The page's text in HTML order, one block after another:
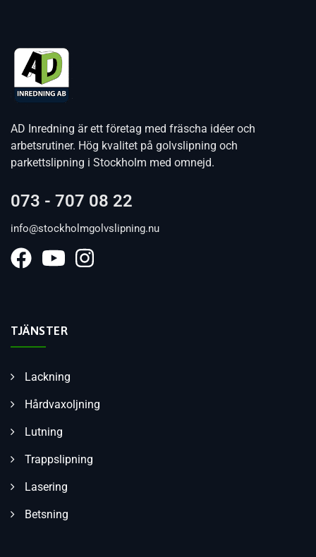
AD Inredning är ett företag med fräscha idéer och
arbetsrutiner. Hög kvalitet på golvslipning och
parkettslipning i Stockholm med omnejd.
073 - 707 08 22
info@stockholmgolvslipning.nu
TJÄNSTER
Lackning
Hårdvaxoljning
Lutning
Trappslipning
Lasering
Betsning